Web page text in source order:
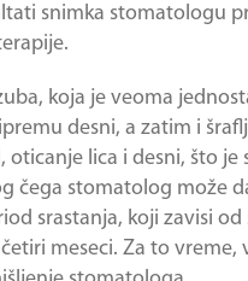
snimka stomatologu
, koja je veoma
desni, a zatim i
lica i desni, što
čega stomatolog može
srastanja, koji zavisi
meseci. Za to